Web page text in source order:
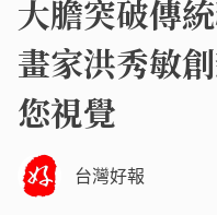
大膽突破傳
畫家洪秀敏
您視覺
台灣好報